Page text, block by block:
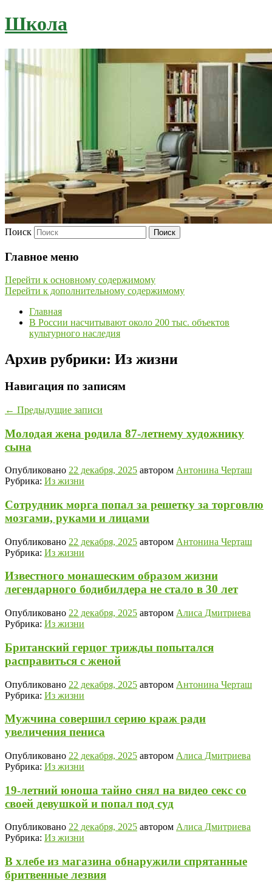
Школа
Поиск
Главное меню
Перейти к основному содержимому
Перейти к дополнительному содержимому
Главная
В России насчитывают около 200 тыс. объектов
культурного наследия
Архив рубрики: Из жизни
Навигация по записям
← Предыдущие записи
Молодая жена родила 87-летнему художнику
сына
Опубликовано 22 декабря, 2025 автором Антонина Черташ
Рубрика: Из жизни
Сотрудник морга попал за решетку за торговлю
мозгами, руками и лицами
Опубликовано 22 декабря, 2025 автором Антонина Черташ
Рубрика: Из жизни
Известного монашеским образом жизни
легендарного бодибилдера не стало в 30 лет
Опубликовано 22 декабря, 2025 автором Алиса Дмитриева
Рубрика: Из жизни
Британский герцог трижды попытался
расправиться с женой
Опубликовано 22 декабря, 2025 автором Антонина Черташ
Рубрика: Из жизни
Мужчина совершил серию краж ради
увеличения пениса
Опубликовано 22 декабря, 2025 автором Алиса Дмитриева
Рубрика: Из жизни
19-летний юноша тайно снял на видео секс со
своей девушкой и попал под суд
Опубликовано 22 декабря, 2025 автором Алиса Дмитриева
Рубрика: Из жизни
В хлебе из магазина обнаружили спрятанные
бритвенные лезвия